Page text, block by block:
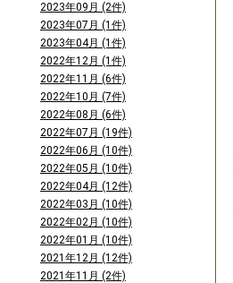
2023年09月 (2件)
2023年07月 (1件)
2023年04月 (1件)
2022年12月 (1件)
2022年11月 (6件)
2022年10月 (7件)
2022年08月 (6件)
2022年07月 (19件)
2022年06月 (10件)
2022年05月 (10件)
2022年04月 (12件)
2022年03月 (10件)
2022年02月 (10件)
2022年01月 (10件)
2021年12月 (12件)
2021年11月 (2件)